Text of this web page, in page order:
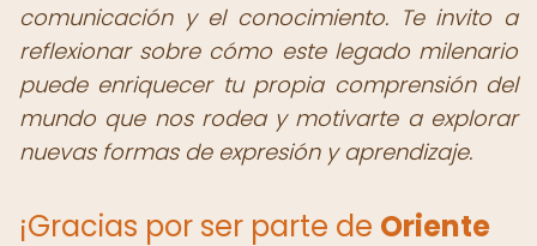
comunicación y el conocimiento. Te invito a
reflexionar sobre cómo este legado milenario
puede enriquecer tu propia comprensión del
mundo que nos rodea y motivarte a explorar
nuevas formas de expresión y aprendizaje.
¡Gracias por ser parte de Oriente